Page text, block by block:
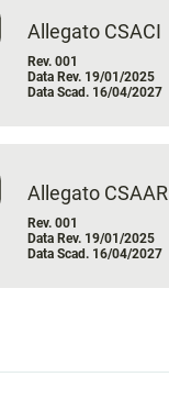
Allegato CSACI
Rev. 001
Data Rev. 19/01/2025
Data Scad. 16/04/2027
Allegato CSAAR
Rev. 001
Data Rev. 19/01/2025
Data Scad. 16/04/2027